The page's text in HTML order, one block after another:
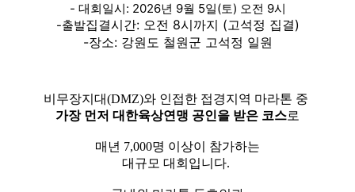
- 대회일시: 2026년 9월 5일(토) 오전 9시
-출발집결시간: 오전 8시까지 (고석정 집결)
-장소: 강원도 철원군 고석정 일원
비무장지대(DMZ)와 인접한 접경지역 마라톤 중
가장 먼저 대한육상연맹 공인을 받은 코스로
매년 7,000명 이상이 참가하는
대규모 대회입니다.